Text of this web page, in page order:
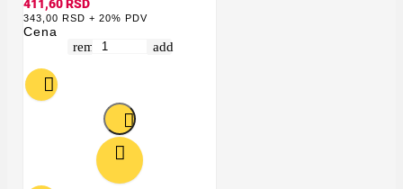
411,60 RSD
343,00 RSD + 20% PDV
Cena
remove
add


